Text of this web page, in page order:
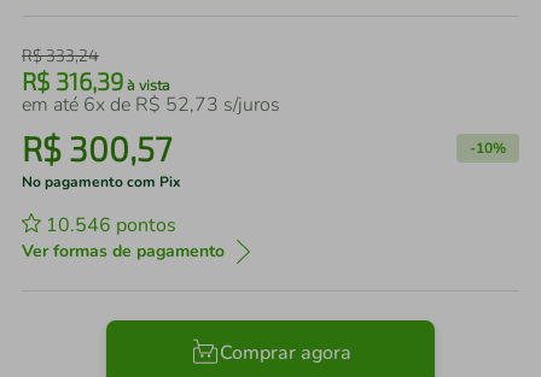
R$333,24
R$ 316,39 à vista
em até 6x de R$ 52,73 s/juros
R$ 300,57 -10%
No pagamento com Pix
10.546 pontos
Ver formas de pagamento
Comprar agora